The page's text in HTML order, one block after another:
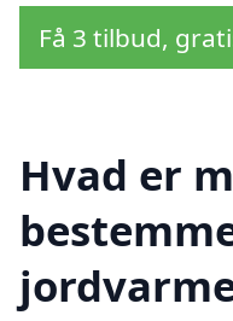
Få 3 tilbud,
Hvad er